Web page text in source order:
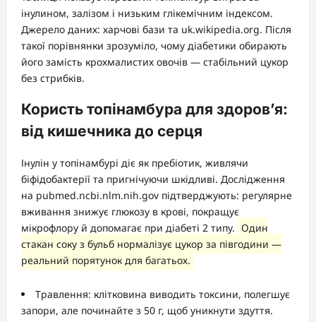
інулином, залізом і низьким глікемічним індексом.
Джерело даних: харчові бази та uk.wikipedia.org. Після
такої порівнянки зрозуміло, чому діабетики обирають
його замість крохмалистих овочів — стабільний цукор
без стрибків.
Користь топінамбура для здоров’я:
від кишечника до серця
Інулін у топінамбурі діє як пребіотик, живлячи
біфідобактерії та пригнічуючи шкідливі. Дослідження
на pubmed.ncbi.nlm.nih.gov підтверджують: регулярне
вживання знижує глюкозу в крові, покращує
мікрофлору й допомагає при діабеті 2 типу. Один
стакан соку з бульб нормалізує цукор за півгодини —
реальний порятунок для багатьох.
Травлення: клітковина виводить токсини, полегшує
запори, але починайте з 50 г, щоб уникнути здуття.